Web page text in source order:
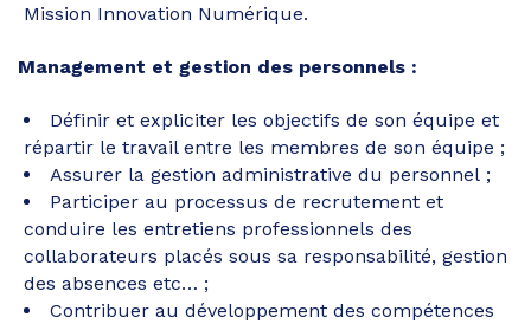
Mission Innovation Numérique.
Management et gestion des personnels :
Définir et expliciter les objectifs de son équipe et
répartir le travail entre les membres de son équipe ;
Assurer la gestion administrative du personnel ;
Participer au processus de recrutement et
conduire les entretiens professionnels des
collaborateurs placés sous sa responsabilité, gestion
des absences etc… ;
Contribuer au développement des compétences